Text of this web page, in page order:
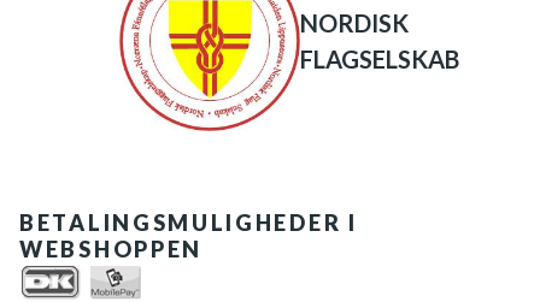
NORDISK
FLAGSELSKAB
BETALINGSMULIGHEDER I
WEBSHOPPEN